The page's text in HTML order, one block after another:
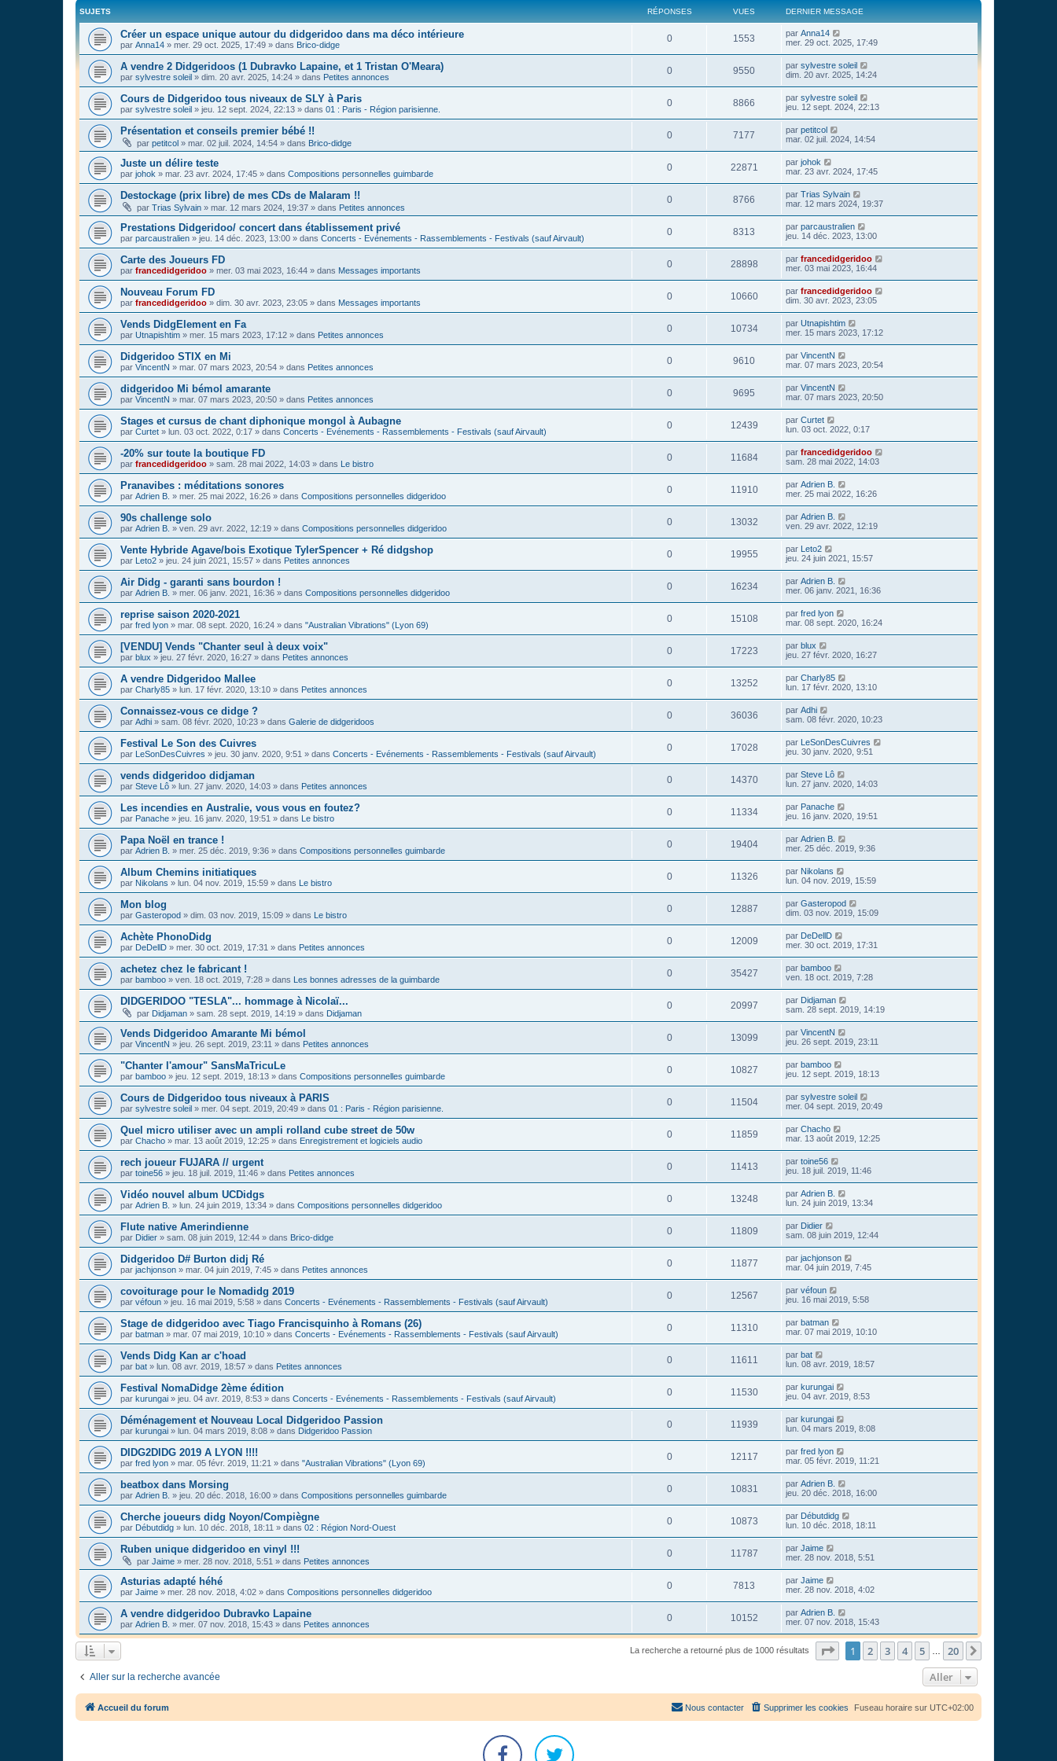
SUJETS RÉPONSES VUES DERNIER MESSAGE
Créer un espace unique autour du didgeridoo dans ma déco intérieure
par Anna14 » mer. 29 oct. 2025, 17:49 » dans Brico-didge
0 1553 par Anna14
mer. 29 oct. 2025, 17:49
A vendre 2 Didgeridoos (1 Dubravko Lapaine, et 1 Tristan O'Meara)
par sylvestre soleil » dim. 20 avr. 2025, 14:24 » dans Petites annonces
0 9550 par sylvestre soleil
dim. 20 avr. 2025, 14:24
Cours de Didgeridoo tous niveaux de SLY à Paris
par sylvestre soleil » jeu. 12 sept. 2024, 22:13 » dans 01 : Paris - Région parisienne.
0 8866 par sylvestre soleil
jeu. 12 sept. 2024, 22:13
Présentation et conseils premier bébé !!
par petitcol » mar. 02 juil. 2024, 14:54 » dans Brico-didge
0 7177 par petitcol
mar. 02 juil. 2024, 14:54
Juste un délire teste
par johok » mar. 23 avr. 2024, 17:45 » dans Compositions personnelles guimbarde
0 22871 par johok
mar. 23 avr. 2024, 17:45
Destockage (prix libre) de mes CDs de Malaram !!
par Trias Sylvain » mar. 12 mars 2024, 19:37 » dans Petites annonces
0 8766 par Trias Sylvain
mar. 12 mars 2024, 19:37
Prestations Didgeridoo/ concert dans établissement privé
par parcaustralien » jeu. 14 déc. 2023, 13:00 » dans Concerts - Evénements - Rassemblements - Festivals (sauf Airvault)
0 8313 par parcaustralien
jeu. 14 déc. 2023, 13:00
Carte des Joueurs FD
par francedidgeridoo » mer. 03 mai 2023, 16:44 » dans Messages importants
0 28898 par francedidgeridoo
mer. 03 mai 2023, 16:44
Nouveau Forum FD
par francedidgeridoo » dim. 30 avr. 2023, 23:05 » dans Messages importants
0 10660 par francedidgeridoo
dim. 30 avr. 2023, 23:05
Vends DidgElement en Fa
par Utnapishtim » mer. 15 mars 2023, 17:12 » dans Petites annonces
0 10734 par Utnapishtim
mer. 15 mars 2023, 17:12
Didgeridoo STIX en Mi
par VincentN » mar. 07 mars 2023, 20:54 » dans Petites annonces
0 9610 par VincentN
mar. 07 mars 2023, 20:54
didgeridoo Mi bémol amarante
par VincentN » mar. 07 mars 2023, 20:50 » dans Petites annonces
0 9695 par VincentN
mar. 07 mars 2023, 20:50
Stages et cursus de chant diphonique mongol à Aubagne
par Curtet » lun. 03 oct. 2022, 0:17 » dans Concerts - Evénements - Rassemblements - Festivals (sauf Airvault)
0 12439 par Curtet
lun. 03 oct. 2022, 0:17
-20% sur toute la boutique FD
par francedidgeridoo » sam. 28 mai 2022, 14:03 » dans Le bistro
0 11684 par francedidgeridoo
sam. 28 mai 2022, 14:03
Pranavibes : méditations sonores
par Adrien B. » mer. 25 mai 2022, 16:26 » dans Compositions personnelles didgeridoo
0 11910 par Adrien B.
mer. 25 mai 2022, 16:26
90s challenge solo
par Adrien B. » ven. 29 avr. 2022, 12:19 » dans Compositions personnelles didgeridoo
0 13032 par Adrien B.
ven. 29 avr. 2022, 12:19
Vente Hybride Agave/bois Exotique TylerSpencer + Ré didgshop
par Leto2 » jeu. 24 juin 2021, 15:57 » dans Petites annonces
0 19955 par
Leto2
jeu. 24 juin 2021, 15:57
Air Didg - garanti sans bourdon !
par Adrien B. » mer. 06 janv. 2021, 16:36 » dans Compositions personnelles didgeridoo
0 16234 par Adrien B.
mer. 06 janv. 2021, 16:36
reprise saison 2020-2021
par fred lyon » mar. 08 sept. 2020, 16:24 » dans "Australian Vibrations" (Lyon 69)
0 15108 par fred lyon
mar. 08 sept. 2020, 16:24
[VENDU] Vends "Chanter seul à deux voix"
par blux » jeu. 27 févr. 2020, 16:27 » dans Petites annonces
0 17223 par blux
jeu. 27 févr. 2020, 16:27
A vendre Didgeridoo Mallee
par Charly85 » lun. 17 févr. 2020, 13:10 » dans Petites annonces
0 13252 par Charly85
lun. 17 févr. 2020, 13:10
Connaissez-vous ce didge ?
par Adhi » sam. 08 févr. 2020, 10:23 » dans Galerie de didgeridoos
0 36036 par Adhi
sam. 08 févr. 2020, 10:23
Festival Le Son des Cuivres
par LeSonDesCuivres » jeu. 30 janv. 2020, 9:51 » dans Concerts - Evénements - Rassemblements - Festivals (sauf Airvault)
0 17028 par
LeSonDesCuivres
jeu. 30 janv. 2020, 9:51
vends didgeridoo didjaman
par Steve Lô » lun. 27 janv. 2020, 14:03 » dans Petites annonces
0 14370 par Steve Lô
lun. 27 janv. 2020, 14:03
Les incendies en Australie, vous vous en foutez?
par Panache » jeu. 16 janv. 2020, 19:51 » dans Le bistro
0 11334 par Panache
jeu. 16 janv. 2020, 19:51
Papa Noël en trance !
par Adrien B. » mer. 25 déc. 2019, 9:36 » dans Compositions personnelles guimbarde
0 19404 par Adrien B.
mer. 25 déc. 2019, 9:36
Album Chemins initiatiques
par Nikolans » lun. 04 nov. 2019, 15:59 » dans Le bistro
0 11326 par Nikolans
lun. 04 nov. 2019, 15:59
Mon blog
par Gasteropod » dim. 03 nov. 2019, 15:09 » dans Le bistro
0 12887 par Gasteropod
dim. 03 nov. 2019, 15:09
Achète PhonoDidg
par DeDellD » mer. 30 oct. 2019, 17:31 » dans Petites annonces
0 12009 par DeDellD
mer. 30 oct. 2019, 17:31
achetez chez le fabricant !
par bamboo » ven. 18 oct. 2019, 7:28 » dans Les bonnes adresses de la guimbarde
0 35427 par bamboo
ven. 18 oct. 2019, 7:28
DIDGERIDOO "TESLA"... hommage à Nicolaï...
par Didjaman » sam. 28 sept. 2019, 14:19 » dans Didjaman
0 20997 par Didjaman
sam. 28 sept. 2019, 14:19
Vends Didgeridoo Amarante Mi bémol
par VincentN » jeu. 26 sept. 2019, 23:11 » dans Petites annonces
0 13099 par VincentN
jeu. 26 sept. 2019, 23:11
"Chanter l'amour" SansMaTricuLe
par bamboo » jeu. 12 sept. 2019, 18:13 » dans Compositions personnelles guimbarde
0 10827 par bamboo
jeu. 12 sept. 2019, 18:13
Cours de Didgeridoo tous niveaux à PARIS
par sylvestre soleil » mer. 04 sept. 2019, 20:49 » dans 01 : Paris - Région parisienne.
0 11504 par sylvestre soleil
mer. 04 sept. 2019, 20:49
Quel micro utiliser avec un ampli rolland cube street de 50w
par Chacho » mar. 13 août 2019, 12:25 » dans Enregistrement et logiciels audio
0 11859 par Chacho
mar. 13 août 2019, 12:25
rech joueur FUJARA // urgent
par toine56 » jeu. 18 juil. 2019, 11:46 » dans Petites annonces
0 11413 par toine56
jeu. 18 juil. 2019, 11:46
Vidéo nouvel album UCDidgs
par Adrien B. » lun. 24 juin 2019, 13:34 » dans Compositions personnelles didgeridoo
0 13248 par Adrien B.
lun. 24 juin 2019, 13:34
Flute native Amerindienne
par Didier » sam. 08 juin 2019, 12:44 » dans Brico-didge
0 11809 par Didier
sam. 08 juin 2019, 12:44
Didgeridoo D# Burton didj Ré
par jachjonson » mar. 04 juin 2019, 7:45 » dans Petites annonces
0 11877 par jachjonson
mar. 04 juin 2019, 7:45
covoiturage pour le Nomadidg 2019
par véfoun » jeu. 16 mai 2019, 5:58 » dans Concerts - Evénements - Rassemblements - Festivals (sauf Airvault)
0 12567 par véfoun
jeu. 16 mai 2019, 5:58
Stage de didgeridoo avec Tiago Francisquinho à Romans (26)
par batman » mar. 07 mai 2019, 10:10 » dans Concerts - Evénements - Rassemblements - Festivals (sauf Airvault)
0 11310 par batman
mar. 07 mai 2019, 10:10
Vends Didg Kan ar c'hoad
par bat » lun. 08 avr. 2019, 18:57 » dans Petites annonces
0 11611 par bat
lun. 08 avr. 2019, 18:57
Festival NomaDidge 2ème édition
par kurungai » jeu. 04 avr. 2019, 8:53 » dans Concerts - Evénements - Rassemblements - Festivals (sauf Airvault)
0 11530 par kurungai
jeu. 04 avr. 2019, 8:53
Déménagement et Nouveau Local Didgeridoo Passion
par kurungai » lun. 04 mars 2019, 8:08 » dans Didgeridoo Passion
0 11939 par kurungai
lun. 04 mars 2019, 8:08
DIDG2DIDG 2019 A LYON !!!!
par fred lyon » mar. 05 févr. 2019, 11:21 » dans "Australian Vibrations" (Lyon 69)
0 12117 par fred lyon
mar. 05 févr. 2019, 11:21
beatbox dans Morsing
par Adrien B. » jeu. 20 déc. 2018, 16:00 » dans Compositions personnelles guimbarde
0 10831 par Adrien B.
jeu. 20 déc. 2018, 16:00
Cherche joueurs didg Noyon/Compiègne
par Débutdidg » lun. 10 déc. 2018, 18:11 » dans 02 : Région Nord-Ouest
0 10873 par Débutdidg
lun. 10 déc. 2018, 18:11
Ruben unique didgeridoo en vinyl !!!
par Jaime » mer. 28 nov. 2018, 5:51 » dans Petites annonces
0 11787 par Jaime
mer. 28 nov. 2018, 5:51
Asturias adapté héhé
par Jaime » mer. 28 nov. 2018, 4:02 » dans Compositions personnelles didgeridoo
0 7813 par Jaime
mer. 28 nov. 2018, 4:02
A vendre didgeridoo Dubravko Lapaine
par Adrien B. » mer. 07 nov. 2018, 15:43 » dans Petites annonces
0 10152 par Adrien B.
mer. 07 nov. 2018, 15:43
La recherche a retourné plus de 1000 résultats Page sur20
1 2 3 4 5 20
Aller sur la recherche avancée Aller
Accueil du forum Fuseau horaire sur UTC+02:00
Supprimer les cookies
Nous contacter